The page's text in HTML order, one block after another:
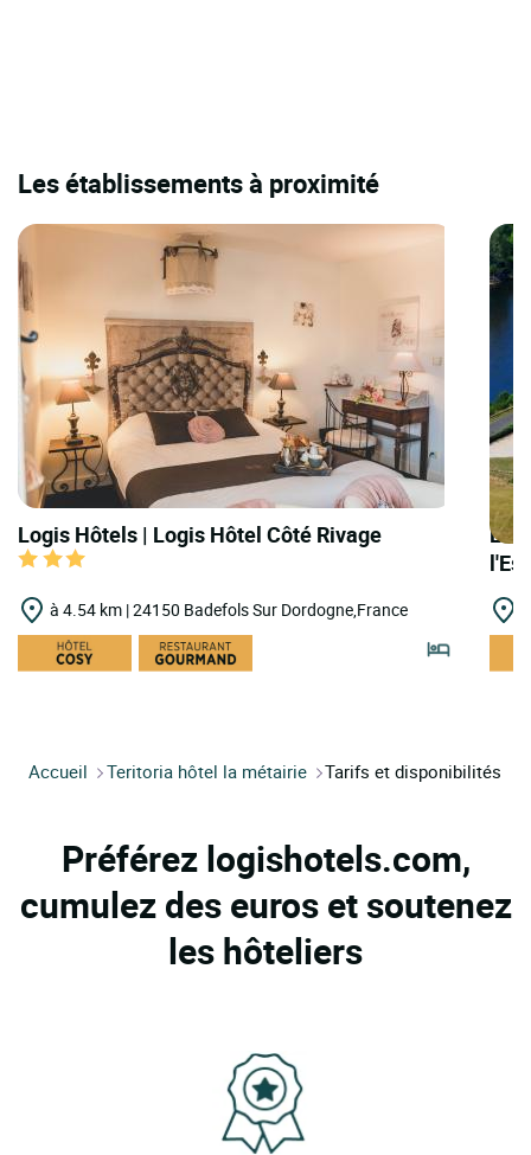
Les établissements à proximité
Logis Hôtels | Logis Hôtel Côté Rivage
à 4.54 km | 24150 Badefols Sur Dordogne,France
Accueil Teritoria hôtel la métairie Tarifs et disponibilités
Préférez logishotels.com,
cumulez des euros et soutenez
les hôteliers